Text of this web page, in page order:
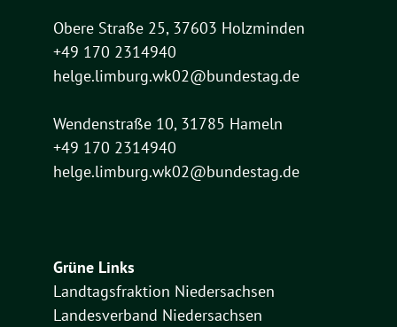
Obere Straße 25, 37603 Holzminden
+49 170 2314940
helge.limburg.wk02@bundestag.de
Wendenstraße 10, 31785 Hameln
+49 170 2314940
helge.limburg.wk02@bundestag.de
Grüne Links
Landtagsfraktion Niedersachsen
Landesverband Niedersachsen